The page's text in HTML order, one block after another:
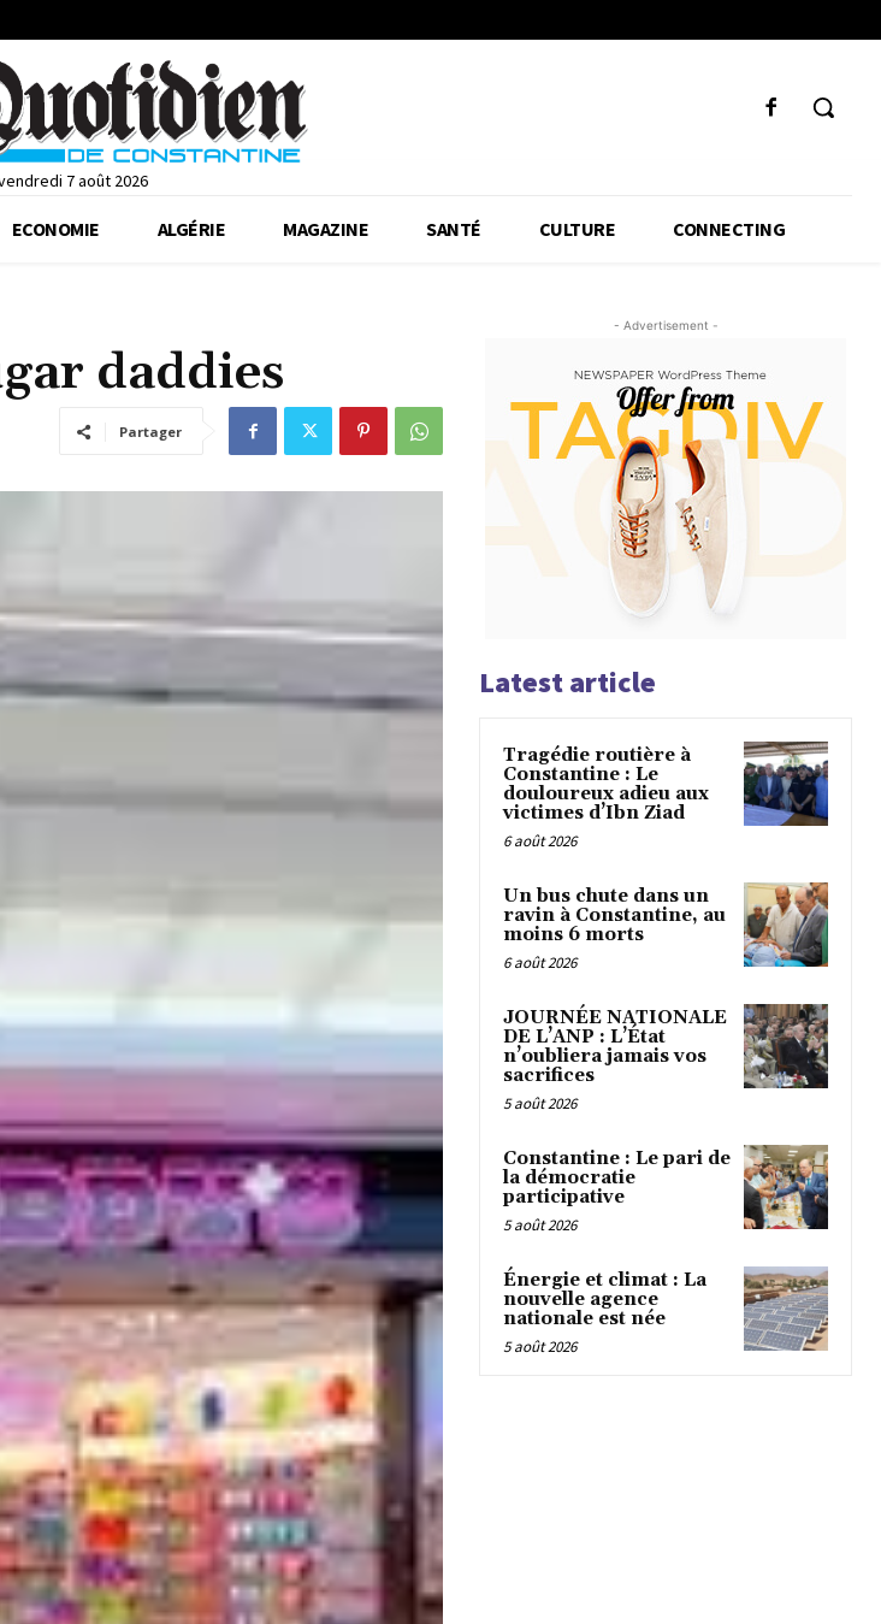
7 août 2026
ECONOMIE ALGÉRIE MAGAZINE SANTÉ CULTURE CONNECTING
daddies
Partager
- Advertisement -
Latest article
Tragédie routière à
Constantine : Le
douloureux adieu aux
victimes d’Ibn Ziad
6 août 2026
Un bus chute dans un
ravin à Constantine, au
moins 6 morts
6 août 2026
JOURNÉE NATIONALE
DE L’ANP : L’État
n’oubliera jamais vos
sacrifices
5 août 2026
Constantine : Le pari de
la démocratie
participative
5 août 2026
Énergie et climat : La
nouvelle agence
nationale est née
5 août 2026